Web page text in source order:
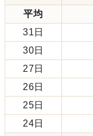
平均
31日
30日
27日
26日
25日
24日